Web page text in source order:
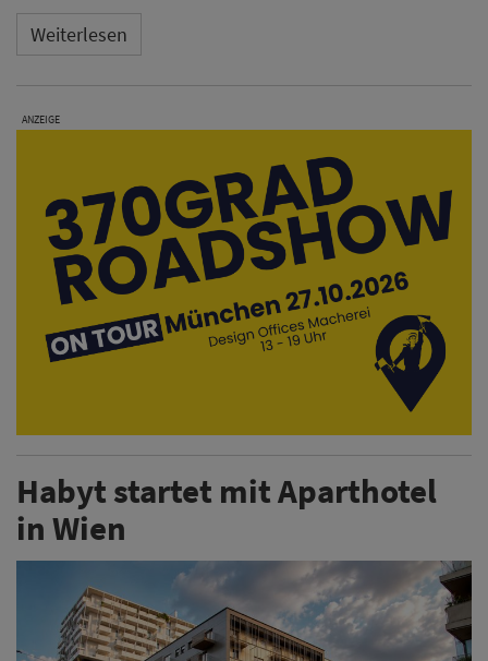
Weiterlesen
ANZEIGE
Habyt startet mit Aparthotel
in Wien